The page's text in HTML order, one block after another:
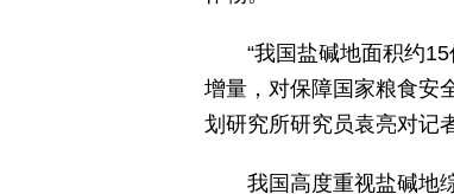
“我国盐碱地面积约
增量，对保障国家粮食安
划研究所研究员袁亮对记
我国高度重视盐碱地